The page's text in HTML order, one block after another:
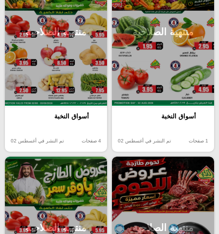
منتهية الصلاحية
أسواق النخبة
1 صفحات تم النشر في أغسطس 02
منتهية الصلاحية
أسواق النخبة
4 صفحات تم النشر في أغسطس 02
منتهية الصلاحية منتهية الصلاحية